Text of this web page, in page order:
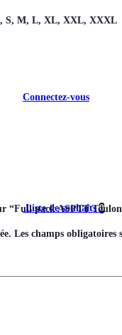
Connectez-vous
Liste de souhaits 0
S, M, L, XL, XXL, XXXL
“Full pack ASPTT
Les champs obligatoires